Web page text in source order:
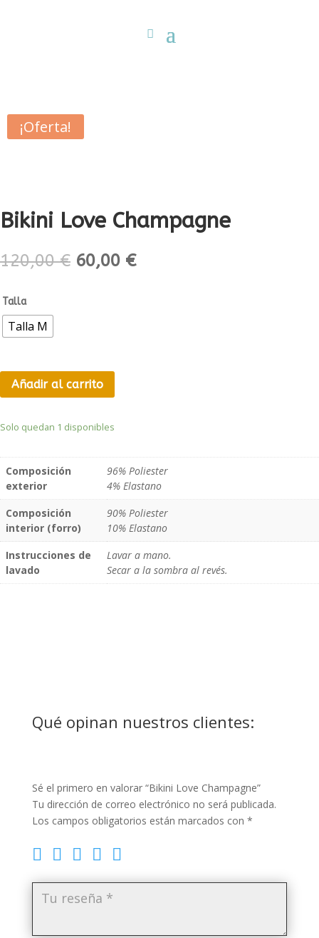
¡Oferta!
Bikini Love Champagne
120,00€ El
60,00 €El
Talla
Talla M
Añadir al carrito
Solo quedan 1 disponibles
Composición
exterior
96% Poliester
4% Elastano
Composición
interior (forro)
90% Poliester
10% Elastano
Instrucciones de
lavado
Lavar a mano.
Secar a la sombra al revés.
Qué opinan nuestros clientes:
Sé el primero en valorar “Bikini Love Champagne”
Tu dirección de correo electrónico no será publicada.
Los campos obligatorios están marcados con *